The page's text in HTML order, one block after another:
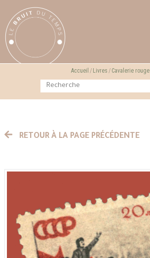
Accueil Livres Cavalerie rouge
RETOUR À LA PAGE PRÉCÉDENTE